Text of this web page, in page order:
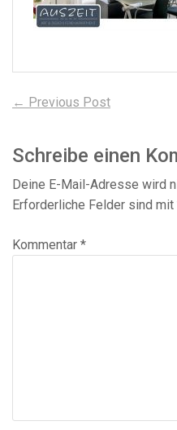
← Previous PostPrevious
Schreibe einen
Deine E-Mail-Adresse wird
Erforderliche Felder sind mit
Kommentar *